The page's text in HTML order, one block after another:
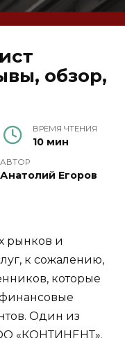
обзор,
ВРЕМЯ ЧТЕНИЯ
10 мин
АВТОР
Анатолий Егоров
рынков и
к сожалению,
которые
Один из
«КОНТИНЕНТ».